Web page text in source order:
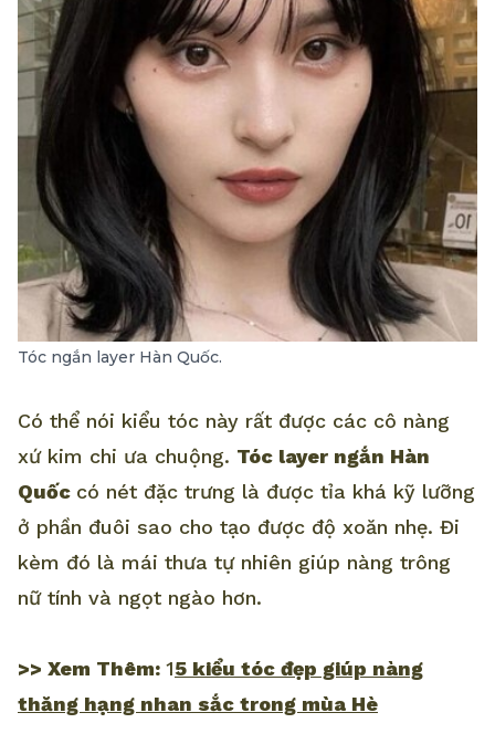
Tóc ngắn layer Hàn Quốc.
Có thể nói kiểu tóc này rất được các cô nàng
xứ kim chi ưa chuộng. Tóc layer ngắn Hàn
Quốc có nét đặc trưng là được tỉa khá kỹ lưỡng
ở phần đuôi sao cho tạo được độ xoăn nhẹ. Đi
kèm đó là mái thưa tự nhiên giúp nàng trông
nữ tính và ngọt ngào hơn.
>> Xem Thêm: 15 kiểu tóc đẹp giúp nàng
thăng hạng nhan sắc trong mùa Hè